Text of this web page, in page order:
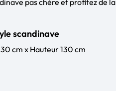
scandinave
cm x Hauteur 130 cm